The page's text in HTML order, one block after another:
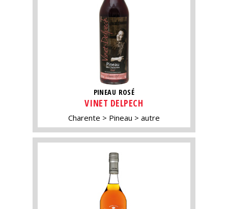
PINEAU ROSÉ
VINET DELPECH
Charente Pineau autre